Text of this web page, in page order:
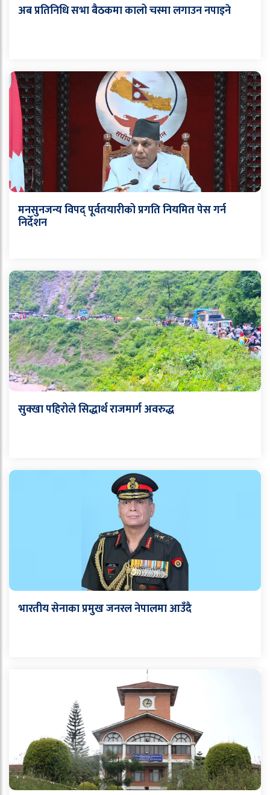
अब प्रतिनिधि सभा बैठकमा कालो चस्मा लगाउन नपाइने
मनसुनजन्य विपद् पूर्वतयारीको प्रगति नियमित पेस गर्न
निर्देशन
सुक्खा पहिरोले सिद्धार्थ राजमार्ग अवरुद्ध
भारतीय सेनाका प्रमुख जनरल नेपालमा आउँदै